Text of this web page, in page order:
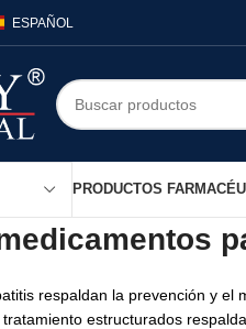
ESPAÑOL
PRODUCTOS
respaldan la prevención y
estructurados